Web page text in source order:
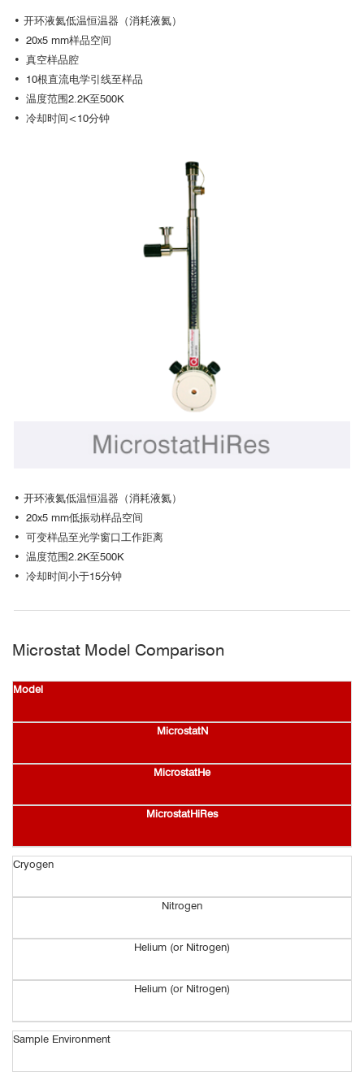
• 开环液氦低温恒温器（消耗液氦）
• 20x5 mm样品空间
• 真空样品腔
• 10根直流电学引线至样品
• 温度范围2.2K至500K
• 冷却时间<10分钟
• 开环液氦低温恒温器（消耗液氦）
• 20x5 mm低振动样品空间
• 可变样品至光学窗口工作距离
• 温度范围2.2K至500K
• 冷却时间小于15分钟
Microstat Model Comparison
Model
MicrostatN
MicrostatHe
MicrostatHiRes
Cryogen
Nitrogen
Helium (or Nitrogen)
Helium (or Nitrogen)
Sample Environment
极小化振动和样品漂移的设计
安装有同轴热交换器的一个稳定冷台上，而不是使用传统的需要增加毛
振动指标是利用Leo 1450VP扫描电镜来测试的。结果显示，如果低
温恒温器各部件被固定牢的情况下，记录到的振动水平小于20nm。
温显微拉曼光谱。全系列均配置顶部和底部光学窗口，既适合Epi落射和
透射显微拉曼光谱的配置。
显微光致发光或显微PL光谱是分析微纳结构光学及电子学特性的一
Microstat全系列均可用做低温显微PL Mapping以及显微TCSPC Ma
pping（FLIM）的样品载具，在较大温度跨度内分析半导体材料的微区结
傅里叶变换红外光谱广泛用于高分子材料，无机化学材料，药物和
讲Microstat系列低温恒温器与显微傅里叶变换红外光谱仪进行集
可根据红外的波段范围有针对性地更换为相应的高透过率材料。